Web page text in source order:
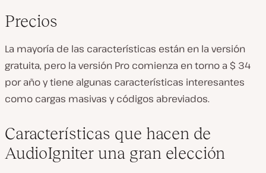
Precios
La mayoría de las características están en la versión
gratuita, pero la versión Pro comienza en torno a $ 34
por año y tiene algunas características interesantes
como cargas masivas y códigos abreviados.
Características que hacen de
AudioIgniter una gran elección